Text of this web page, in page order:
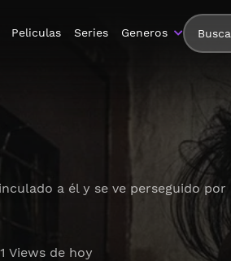
Peliculas Series Generos
a él y se ve perseguido
Views de hoy